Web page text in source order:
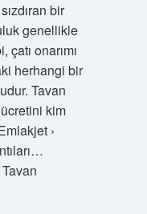
bir
genellikle
onarımı
herhangi bir
Tavan
ücretini kim
›